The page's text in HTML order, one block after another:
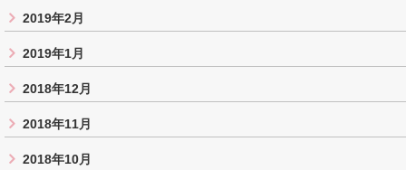
2019年2月
2019年1月
2018年12月
2018年11月
2018年10月